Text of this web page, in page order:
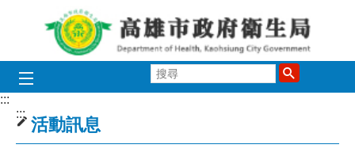
跳到主要內容區塊
尋
:::
:::
活動訊息